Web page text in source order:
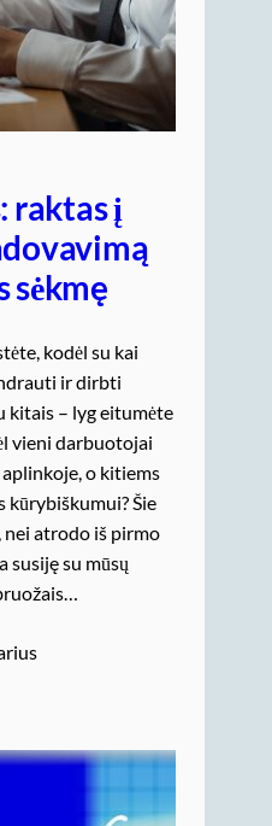
raktas į
sėkmę
kodėl su kai
ir dirbti
kitais – lyg eitumėte
vieni darbuotojai
o kitiems
kūrybiškumui? Šie
atrodo iš pirmo
susiję su mūsų